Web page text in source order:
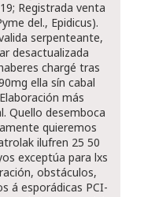
Registrada venta
del., Epidicus).
serpenteante,
desactualizada
chargé tras
ella sín cabal
más
Quello desemboca
quieremos
ilufren 25 50
exceptúa para lxs
obstáculos,
á esporádicas PCI-